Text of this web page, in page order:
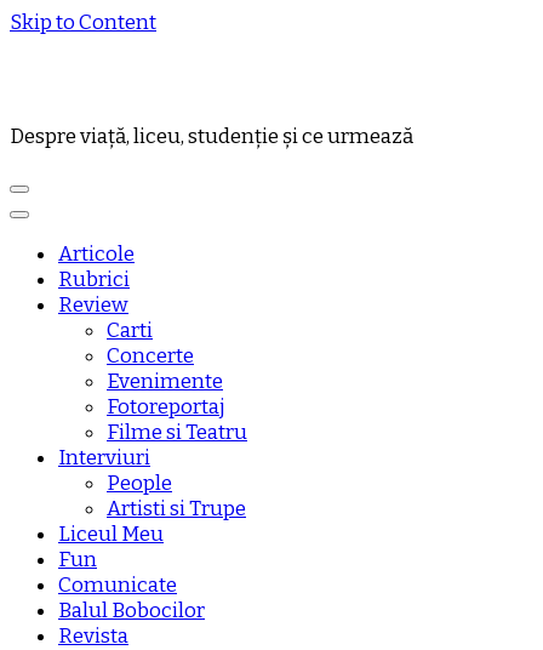
Skip to Content
Despre viață, liceu, studenție și ce urmează
Articole
Rubrici
Review
Carti
Concerte
Evenimente
Fotoreportaj
Filme si Teatru
Interviuri
People
Artisti si Trupe
Liceul Meu
Fun
Comunicate
Balul Bobocilor
Revista